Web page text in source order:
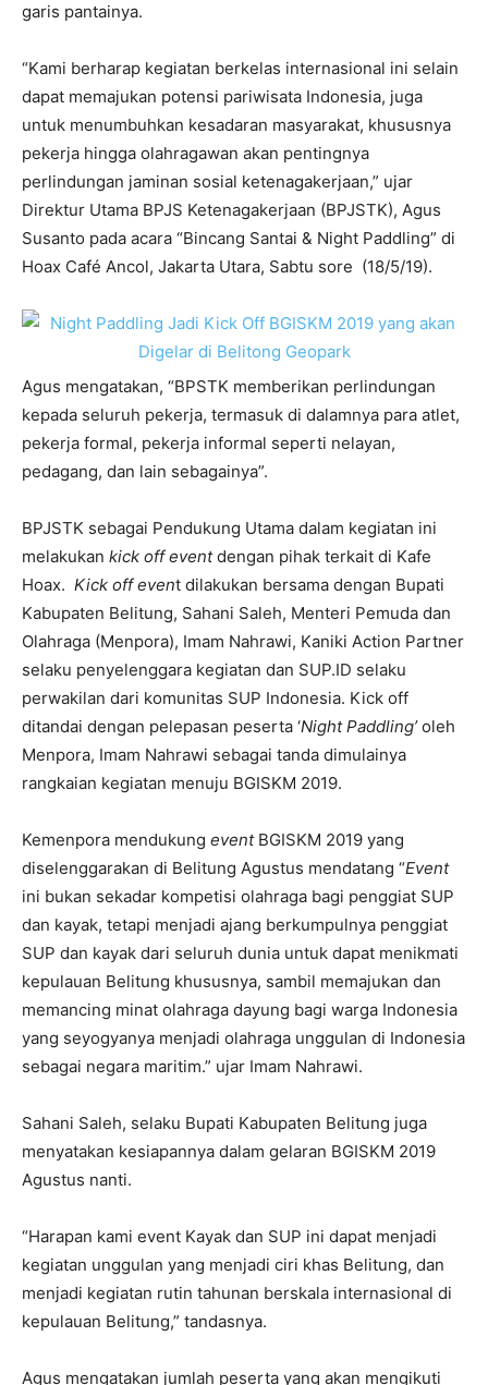
garis pantainya.
“Kami berharap kegiatan berkelas internasional ini selain
dapat memajukan potensi pariwisata Indonesia, juga
untuk menumbuhkan kesadaran masyarakat, khususnya
pekerja hingga olahragawan akan pentingnya
perlindungan jaminan sosial ketenagakerjaan,” ujar
Direktur Utama BPJS Ketenagakerjaan (BPJSTK), Agus
Susanto pada acara “Bincang Santai & Night Paddling” di
Hoax Café Ancol, Jakarta Utara, Sabtu sore (18/5/19).
Agus mengatakan, “BPSTK memberikan perlindungan
kepada seluruh pekerja, termasuk di dalamnya para atlet,
pekerja formal, pekerja informal seperti nelayan,
pedagang, dan lain sebagainya”.
BPJSTK sebagai Pendukung Utama dalam kegiatan ini
melakukan kick off eventdengan pihak terkait di Kafe
Hoax. Kick off event dilakukan bersama dengan Bupati
Kabupaten Belitung, Sahani Saleh, Menteri Pemuda dan
Olahraga (Menpora), Imam Nahrawi, Kaniki Action Partner
selaku penyelenggara kegiatan dan SUP.ID selaku
perwakilan dari komunitas SUP Indonesia. Kick off
ditandai dengan pelepasan peserta ‘Night Paddling’oleh
Menpora, Imam Nahrawi sebagai tanda dimulainya
rangkaian kegiatan menuju BGISKM 2019.
Kemenpora mendukung eventBGISKM 2019 yang
diselenggarakan di Belitung Agustus mendatang “Event
ini bukan sekadar kompetisi olahraga bagi penggiat SUP
dan kayak, tetapi menjadi ajang berkumpulnya penggiat
SUP dan kayak dari seluruh dunia untuk dapat menikmati
kepulauan Belitung khususnya, sambil memajukan dan
memancing minat olahraga dayung bagi warga Indonesia
yang seyogyanya menjadi olahraga unggulan di Indonesia
sebagai negara maritim.” ujar Imam Nahrawi.
Sahani Saleh, selaku Bupati Kabupaten Belitung juga
menyatakan kesiapannya dalam gelaran BGISKM 2019
Agustus nanti.
“Harapan kami event Kayak dan SUP ini dapat menjadi
kegiatan unggulan yang menjadi ciri khas Belitung, dan
menjadi kegiatan rutin tahunan berskala internasional di
kepulauan Belitung,” tandasnya.
Agus mengatakan jumlah peserta yang akan mengikuti